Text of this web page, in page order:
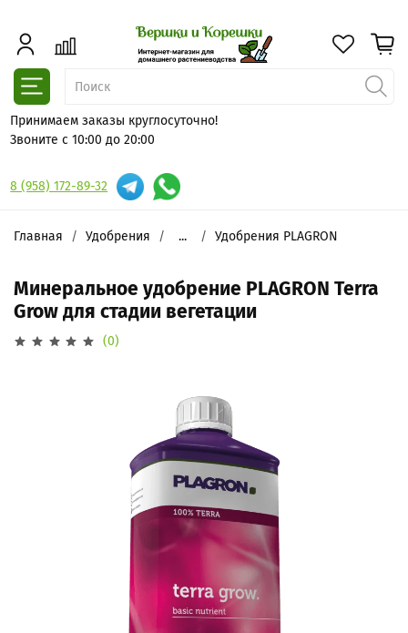
Принимаем заказы круглосуточно!
Звоните с 10:00 до 20:00
8 (958) 172-89-32
Главная Удобрения ... Удобрения PLAGRON
Минеральное удобрение PLAGRON Terra
Grow для стадии вегетации
(0)